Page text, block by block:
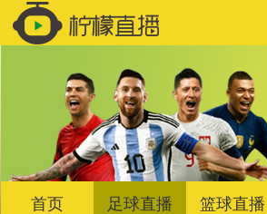
首页 足球直播 篮球直播